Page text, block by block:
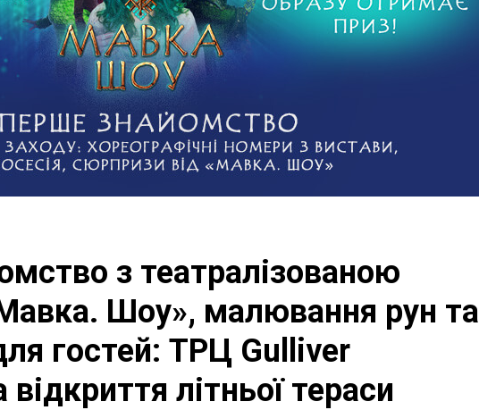
з театралізованою
Шоу», малювання рун та
гостей: ТРЦ Gulliver
літньої тераси